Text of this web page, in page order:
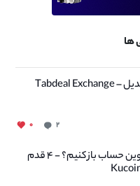
ها
نقد و بررسی صرافی تبدیل – Tabdeal Exchange
۲ ۰
چگونه در صرافی کوکوین حساب باز کنیم؟ - ۴ قدم